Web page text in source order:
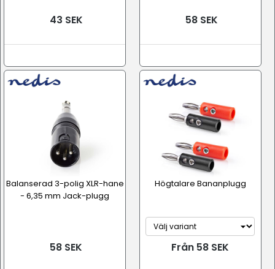
43 SEK 58 SEK
Balanserad 3-polig XLR-hane
- 6,35 mm Jack-plugg
58 SEK
Högtalare Bananplugg
Från 58 SEK